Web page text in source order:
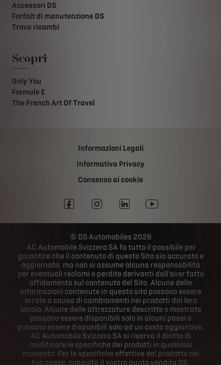
Accessori DS
Forfait di manutenzione DS
Trova ricambi
Scopri
Only You
Formule E
The French Art Of Travel
Informazioni Legali
Informativa Privacy
Consenso ai cookie
DS Automobiles 2026
AC Automobile Svizzera SA fa tutto il possibile per
garantire che il contenuto di questo Sito sia accurato e
aggiornato, ma non si assume alcuna responsabilità
per eventuali reclami o perdite derivanti dall'aver fatto
affidamento sul contenuto del Sito. Alcune delle
informazioni contenute in questo sito possono essere
errate a causa di cambiamenti nei prodotti dal loro
lancio. Alcune delle attrezzature descritte o mostrate
possono essere disponibili solo in alcuni paesi o
possono essere disponibili solo ad un costo aggiuntivo.
AC Automobile Svizzera SA si riserva il diritto di
modificare le specifiche dei prodotti in qualsiasi
momento. Per le specifiche effettive del prodotto nel
tuo paese, consulta il vostro punto vendita DS.